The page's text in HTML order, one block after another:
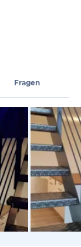
Fragen
von